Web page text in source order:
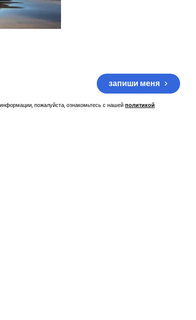
пожалуйста, ознакомьтесь с нашейполитикой
запиши меня